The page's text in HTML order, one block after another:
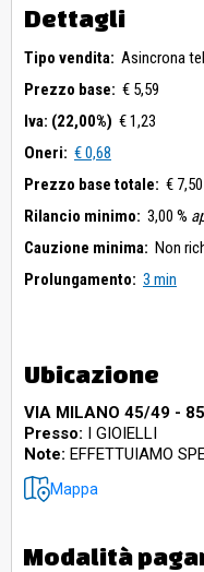
Dettagli
Tipo vendita: Asincrona
Prezzo base: € 5,59
Iva: (22,00%) € 1,23
Oneri: € 0,68
Prezzo base totale: € 7,50
Rilancio minimo: 3,00 %
Cauzione minima: Non
Prolungamento: 3 min
Ubicazione
VIA MILANO 45/49 -
Presso: I GIOIELLI
Note: EFFETTUIAMO
Mappa
Modalità